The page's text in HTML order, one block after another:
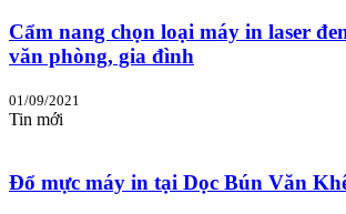
Cẩm nang chọn loại máy in laser
văn phòng, gia đình
01/09/2021
Tin mới
Đổ mực máy in tại Dọc Bún Văn